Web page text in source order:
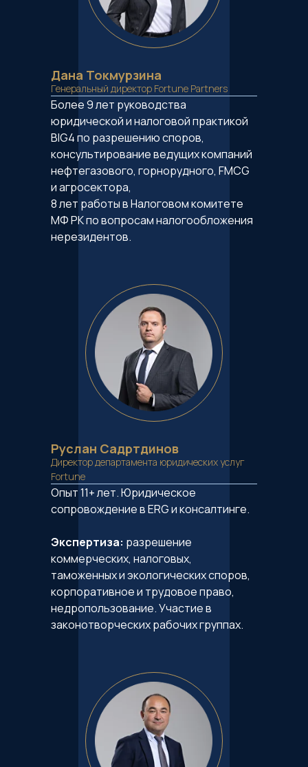
Дана Токмурзина
Генеральный директор Fortune Partners
Более 9 лет руководства
юридической и налоговой практикой
BIG4 по разрешению споров,
консультирование ведущих компаний
нефтегазового, горнорудного, FMCG
и агросектора,
8 лет работы в Налоговом комитете
МФ РК по вопросам налогообложения
нерезидентов.
Руслан Садртдинов
Директор департамента юридических услуг
Fortune
Опыт 11+ лет. Юридическое
сопровождение в ERG и консалтинге.
Экспертиза: разрешение
коммерческих, налоговых,
таможенных и экологических споров,
корпоративное и трудовое право,
недропользование. Участие в
законотворческих рабочих группах.